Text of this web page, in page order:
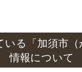
いる 「加須市
情報について